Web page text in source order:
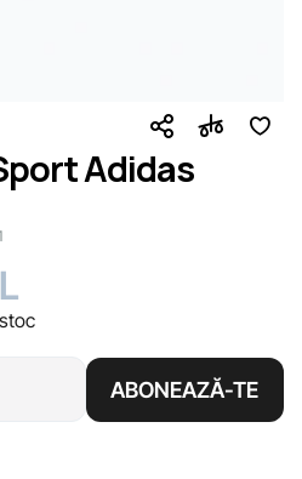
Adidas
ABONEAZĂ-TE